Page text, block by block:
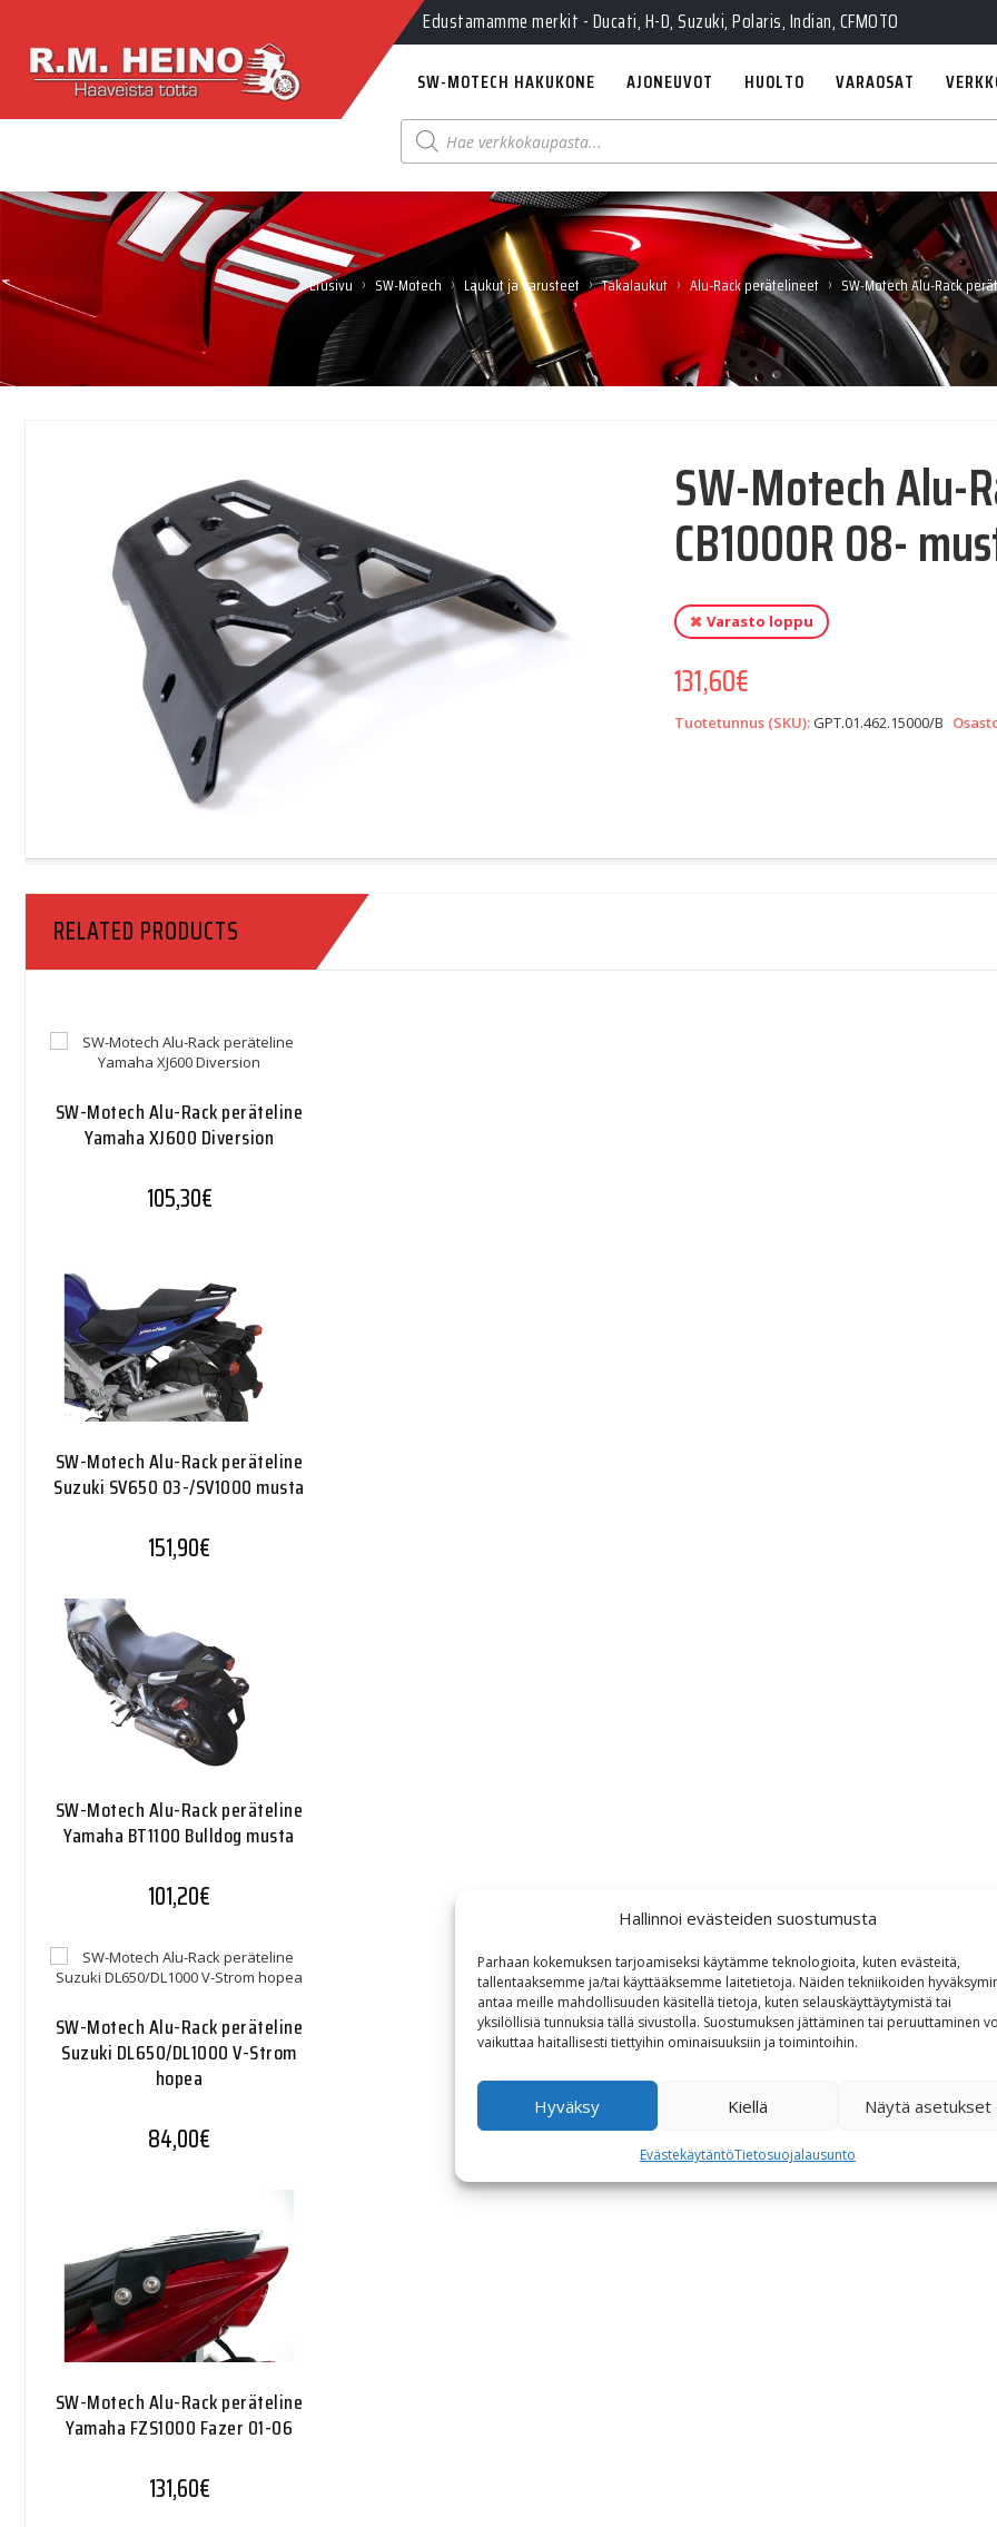
Hallinnoi evästeiden suostumusta
Parhaan kokemuksen tarjoamiseksi käytämme teknologioita, kuten evästeitä,
tallentaaksemme ja/tai käyttääksemme laitetietoja. Näiden tekniikoiden
antaa meille mahdollisuuden käsitellä tietoja, kuten selauskäyttäytymistä tai
yksilöllisiä tunnuksia tällä sivustolla. Suostumuksen jättäminen tai peruuttaminen
vaikuttaa haitallisesti tiettyihin ominaisuuksiin ja toimintoihin.
Hyväksy Kiellä Näytä asetukset
EvästekäytäntöTietosuojalausunto
Edustamamme merkit - Ducati, H-D, Suzuki, Polaris, Indian, CFMOTO
SW-MOTECH HAKUKONE AJONEUVOT HUOLTO VARAOSAT
Products
search
Etusivu › SW-Motech › Laukut ja varusteet › Takalaukut › Alu-Rack perätelineet › SW-Motech Alu-Rack
SW-Motech Alu-
CB1000R 08-
Varasto loppu
131,60€
Tuotetunnus (SKU):GPT.01.462.15000/B
RELATED PRODUCTS
SW-Motech Alu-Rack peräteline
Yamaha XJ600 Diversion
105,30€
SW-Motech Alu-Rack peräteline
Suzuki SV650 03-/SV1000 musta
151,90€
SW-Motech Alu-Rack peräteline
Yamaha BT1100 Bulldog musta
101,20€
SW-Motech Alu-Rack peräteline
Suzuki DL650/DL1000 V-Strom
hopea
84,00€
SW-Motech Alu-Rack peräteline
Yamaha FZS1000 Fazer 01-06
131,60€